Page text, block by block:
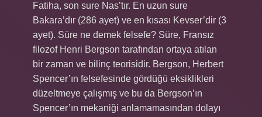
Fatiha, son sure Nas’tır. En uzun sure
Bakara’dır (286 ayet) ve en kısası Kevser’dir (3
ayet). Süre ne demek felsefe? Süre, Fransız
filozof Henri Bergson tarafından ortaya atılan
bir zaman ve bilinç teorisidir. Bergson, Herbert
Spencer’ın felsefesinde gördüğü eksiklikleri
düzeltmeye çalışmış ve bu da Bergson’ın
Spencer’ın mekaniği anlamamasından dolayı